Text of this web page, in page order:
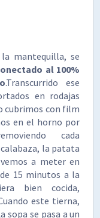
mantequilla, se
al 100%
.Transcurrido ese
en rodajas
cubrimos con film
en el horno por
cada
la patata
a meter en
15 minutos a la
bien cocida,
este tierna,
sopa se pasa a un